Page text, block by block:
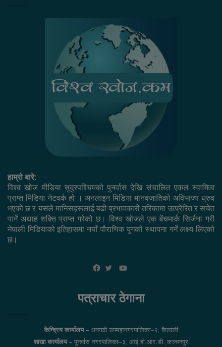
हाम्रो बारे:
विश्व खोज मीडिया सुदुरपश्चिमको पुनर्वास देखि संचालित एकल स्वामित्व
प्राप्त मिडिया नेटवर्क हो । अनलाइन मिडिया मानवजातिको अविभाज्य ध्रुव
भएको छ र यसले मानिसहरूलाई बढी प्रभावकारी तरिकामा उत्प्रेरित र सचेत
पार्ने अथाह शक्ति प्राप्त गरेको छ। विश्व खोजले एक बेंचमार्क सिर्जना गरी
नेपाली मिडियाको इतिहासमा नयाँ पौराणिक युगको स्थापना गर्ने लक्ष्य लिएको
छ।
YouTube
पत्राचार ठेगाना
केन्द्रिय कार्यालय –धनगढी उपमहानगरपालिका–२, कैलाली
शाखा कार्यालय – पुनर्वास नगरपालिका–३, आई.बी.आर.डी.,कञ्चनपुर